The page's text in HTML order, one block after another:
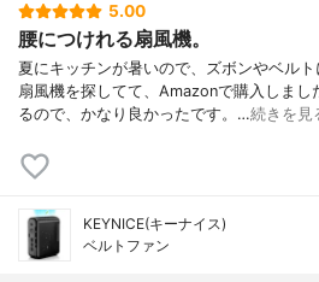
5.00
腰につけれる扇風機。
夏にキッチンが暑いので、ズボンやベル
扇風機を探してて、Amazonで購入しま
るので、かなり良かったです。…続きを見
KEYNICE(キーナイス)
ベルトファン